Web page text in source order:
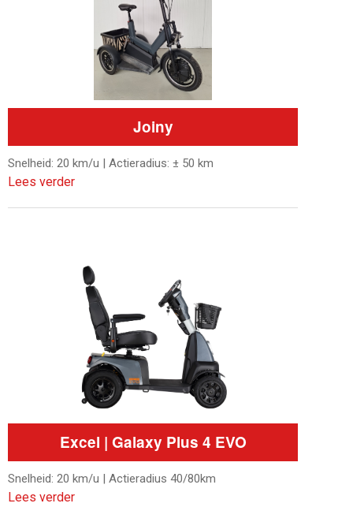
Joiny
Snelheid: 20 km/u | Actieradius: ± 50 km
Lees verder
Excel | Galaxy Plus 4 EVO
Snelheid: 20 km/u | Actieradius 40/80km
Lees verder